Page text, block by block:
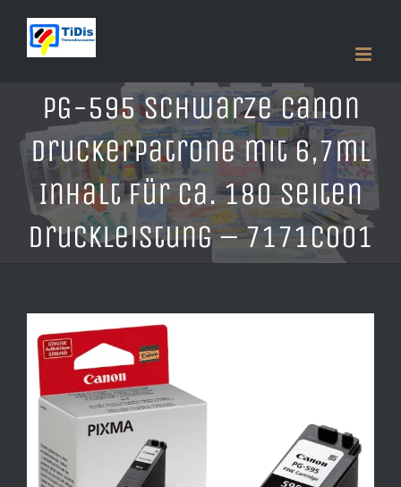
Inhalt
PG-595 schwarze Canon
Druckerpatrone mit 6,7ml
Inhalt für ca. 180 Seiten
Druckleistung – 7171C001
grösseres
Bild